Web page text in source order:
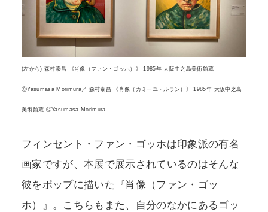
(左から) 森村泰昌 《肖像（ファン・ゴッホ）》 1985年 大阪中之島美術館蔵
ⒸYasumasa Morimura／ 森村泰昌 《肖像（カミーユ・ルラン）》 1985年 大阪中之島
美術館蔵 ⒸYasumasa Morimura
フィンセント・ファン・ゴッホは印象派の有名
画家ですが、本展で展示されているのはそんな
彼をポップに描いた『肖像（ファン・ゴッ
ホ）』。こちらもまた、自分のなかにあるゴッ